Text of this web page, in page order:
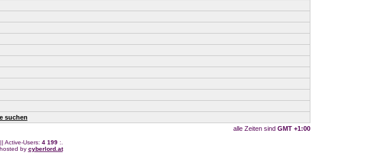
suchen
alle Zeiten sind GMT +1:00
Active-Users: 4 199:.
by cyberlord.at